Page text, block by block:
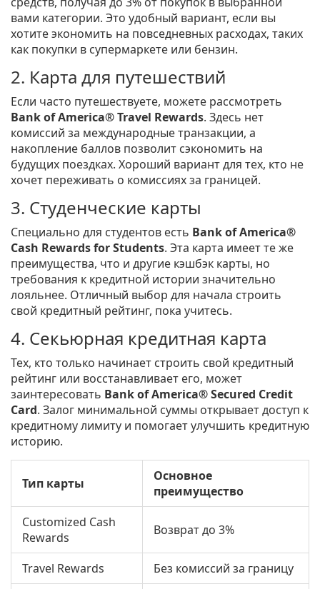
вами категории. Это удобный вариант, если вы
хотите экономить на повседневных расходах, таких
как покупки в супермаркете или бензин.
2. Карта для путешествий
Если часто путешествуете, можете рассмотреть
Bank of America® Travel Rewards. Здесь нет
комиссий за международные транзакции, а
накопление баллов позволит сэкономить на
будущих поездках. Хороший вариант для тех, кто не
хочет переживать о комиссиях за границей.
3. Студенческие карты
Специально для студентов есть Bank of America®
Cash Rewards for Students. Эта карта имеет те же
преимущества, что и другие кэшбэк карты, но
требования к кредитной истории значительно
лояльнее. Отличный выбор для начала строить
свой кредитный рейтинг, пока учитесь.
4. Секьюрная кредитная карта
Тех, кто только начинает строить свой кредитный
рейтинг или восстанавливает его, может
заинтересовать Bank of America® Secured Credit
Card. Залог минимальной суммы открывает доступ к
кредитному лимиту и помогает улучшить кредитную
историю.
Тип карты
Основное
преимущество
Customized Cash
Rewards
Возврат до 3%
Travel Rewards
Без комиссий за границу